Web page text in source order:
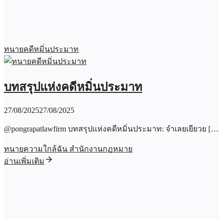
ทนายคดีหมิ่นประมาท
บทสรุปแห่งคดีหมิ่นประมาท
27/08/202527/08/2025
@pongrapatlawfirm บทสรุปแห่งคดีหมิ่นประมาท: จำเลยเยียวย
ทนายความใกล้ฉัน สำนักงานกฏหมาย
อ่านเพิ่มเติม